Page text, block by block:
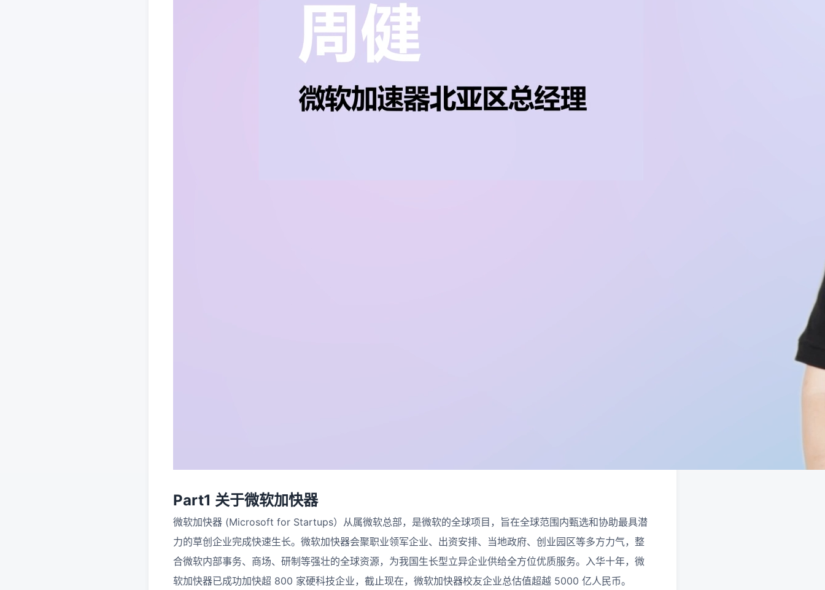
Part1 关于微软加快器
微软加快器 (Microsoft for Startups）从属微软总部，是微软的全球项目，旨在全球范围内甄选和协助最具潜
力的草创企业完成快速生长。微软加快器会聚职业领军企业、出资安排、当地政府、创业园区等多方力气，整
合微软内部事务、商场、研制等强壮的全球资源，为我国生长型立异企业供给全方位优质服务。入华十年，微
软加快器已成功加快超 800 家硬科技企业，截止现在，微软加快器校友企业总估值超越 5000 亿人民币。